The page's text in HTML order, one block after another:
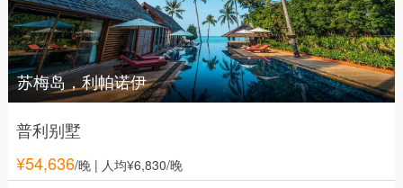
苏梅岛，利帕诺伊
普利别墅
¥54,636/晚| 人均¥6,830/晚